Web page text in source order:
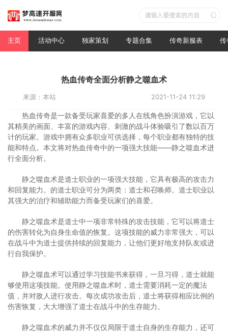
主页 活动中心 独家策划 专题合集 传奇新服表 传
热血传奇全面分析静之噬血术
来源：本站 2021-11-24 11:29
热血传奇是一款备受玩家喜爱的多人在线角色扮演游戏，它以
其精美的画面、丰富的游戏内容、刺激的战斗体验吸引了数以百万
计的玩家。游戏中拥有众多职业可供选择，每个职业都有独特的技
能和特点。本文将对热血传奇中的一项强大技能——静之噬血术进
行全面分析。
静之噬血术是道士职业的一项强大技能，它具有极高的攻击力
和回复能力。的道士职业可分为两类：道士和召唤师。道士职业以
其强大的治疗和辅助能力而备受玩家们的喜爱。
静之噬血术是道士中一项非常特殊的攻击技能，它可以将道士
的伤害转化为自身生命值的恢复。这项技能的威力非常强大，可以
在战斗中为道士提供持续的回复能力，让他们更好地支持队友或进
行自我保护。
静之噬血术可以通过学习技能书来获得，一旦习得，道士就能
够使用这项技能。使用静之噬血术时，道士需要消耗一定的魔法
值，并对敌人进行攻击。每次成功攻击后，道士将获得相应比例的
伤害恢复，大大增强了道士在战斗中的生存能力。
静之噬血术的威力并不仅仅局限于道士自身的生存能力，还可